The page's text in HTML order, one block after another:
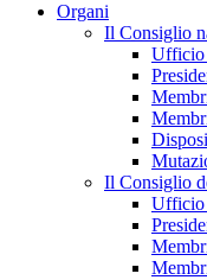
Organi
Il Consiglio
Ufficio
Il Consiglio
Ufficio